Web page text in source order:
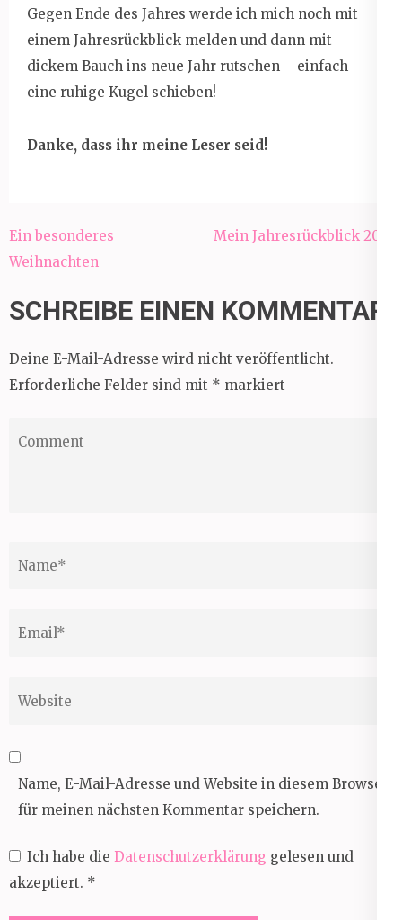
Gegen Ende des Jahres werde ich mich noch mit
einem Jahresrückblick melden und dann mit
dickem Bauch ins neue Jahr rutschen – einfach
eine ruhige Kugel schieben!
Danke, dass ihr meine Leser seid!
Beitragsnavigation
Ein besonderes
Weihnachten
Mein Jahresrückblick 2016
SCHREIBE EINEN KOMMENTAR
Deine E-Mail-Adresse wird nicht veröffentlicht.
Erforderliche Felder sind mit * markiert
Name, E-Mail-Adresse und Website in diesem Browser
für meinen nächsten Kommentar speichern.
Ich habe die Datenschutzerklärung gelesen und
akzeptiert. *